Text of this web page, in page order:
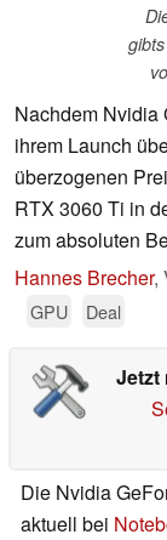
Nachdem Nvidia
ihrem Launch
überzogenen
RTX 3060 Ti in
zum absoluten
Hannes Brecher,
GPU
Deal
Jetzt
Die Nvidia
aktuell bei